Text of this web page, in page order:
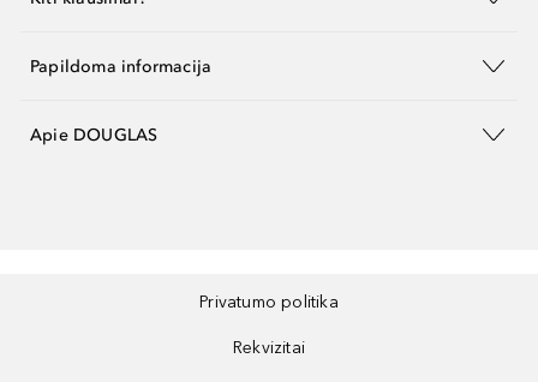
Papildoma informacija
Apie DOUGLAS
Privatumo politika
Rekvizitai